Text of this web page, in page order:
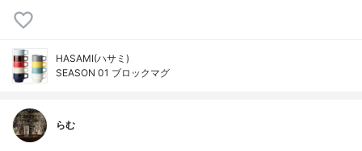
HASAMI(ハサミ)
SEASON 01 ブロックマグ
らむ